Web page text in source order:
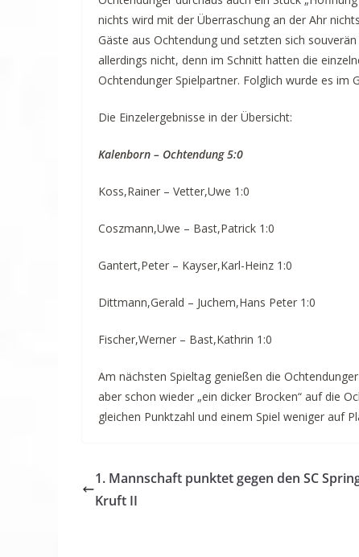
nichts wird mit der Überraschung an der Ahr
Gäste aus Ochtendung und setzten sich
allerdings nicht, denn im Schnitt hatten die
Ochtendunger Spielpartner. Folglich wurde es im
Die Einzelergebnisse in der Übersicht:
Kalenborn – Ochtendung 5:0
Koss,Rainer – Vetter,Uwe 1:0
Coszmann,Uwe – Bast,Patrick 1:0
Gantert,Peter – Kayser,Karl-Heinz 1:0
Dittmann,Gerald – Juchem,Hans Peter 1:0
Fischer,Werner – Bast,Kathrin 1:0
Am nächsten Spieltag genießen die
aber schon wieder „ein dicker Brocken“ auf die
gleichen Punktzahl und einem Spiel weniger auf
1. Mannschaft punktet gegen den SC
Kruft II